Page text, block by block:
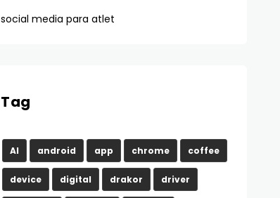
social media para atlet
Tag
AI android app chrome coffee
device digital drakor driver